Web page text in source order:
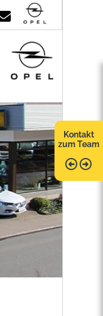
Kontakt
zum Team